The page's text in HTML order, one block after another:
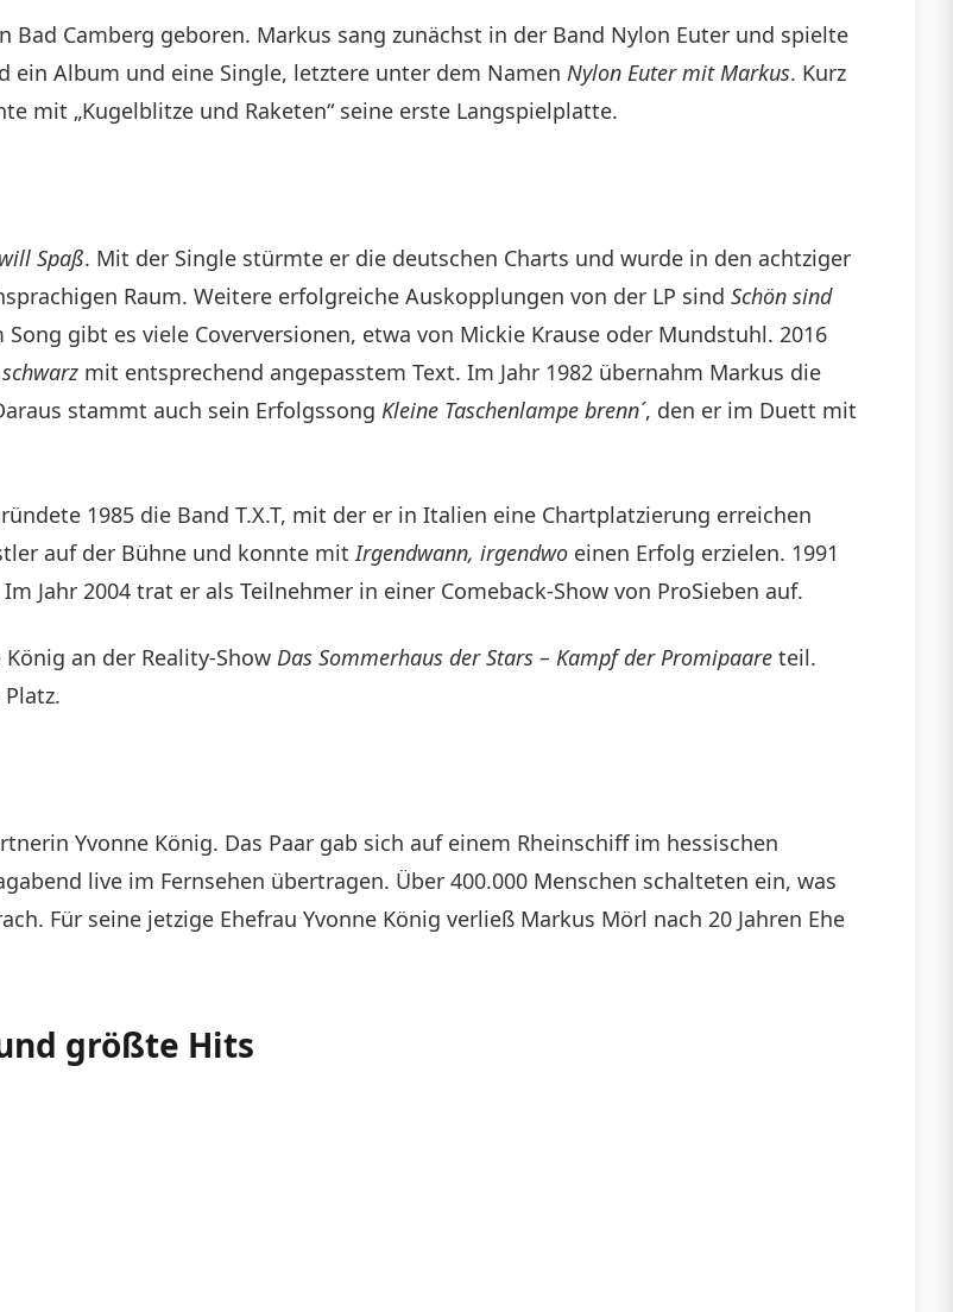
Camberg geboren. Markus sang zunächst in der Band Nylon Euter und spielte
ein Album und eine Single, letztere unter dem Namen Nylon Euter mit Markus. Kurz
mit „Kugelblitze und Raketen“ seine erste Langspielplatte.
Spaß. Mit der Single stürmte er die deutschen Charts und wurde in den achtziger
Raum. Weitere erfolgreiche Auskopplungen von der LP sind Schön sind
Song gibt es viele Coverversionen, etwa von Mickie Krause oder Mundstuhl. 2016
mit entsprechend angepasstem Text. Im Jahr 1982 übernahm Markus die
stammt auch sein Erfolgssong Kleine Taschenlampe brenn´, den er im Duett mit
1985 die Band T.X.T, mit der er in Italien eine Chartplatzierung erreichen
auf der Bühne und konnte mitIrgendwann, irgendwo einen Erfolg erzielen. 1991
Jahr 2004 trat er als Teilnehmer in einer Comeback-Show von ProSieben auf.
an der Reality-Show Das Sommerhaus der Stars – Kampf der Promipaare teil.
Yvonne König. Das Paar gab sich auf einem Rheinschiff im hessischen
live im Fernsehen übertragen. Über 400.000 Menschen schalteten ein, was
Für seine jetzige Ehefrau Yvonne König verließ Markus Mörl nach 20 Jahren Ehe
größte Hits